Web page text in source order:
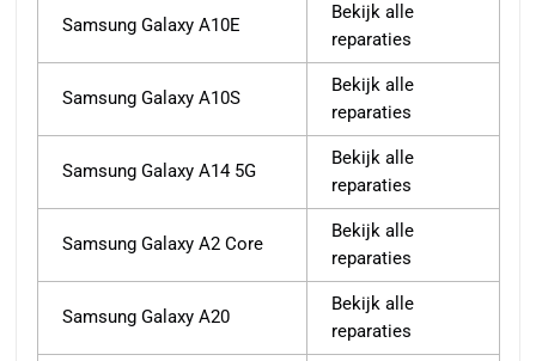
Samsung Galaxy A10E
Bekijk alle
reparaties
Samsung Galaxy A10S
Bekijk alle
reparaties
Samsung Galaxy A14 5G
Bekijk alle
reparaties
Samsung Galaxy A2 Core
Bekijk alle
reparaties
Samsung Galaxy A20
Bekijk alle
reparaties